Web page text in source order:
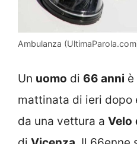
Ambulanza
Un uomo di 66 anni
mattinata di ieri dopo
da una vettura a Velo